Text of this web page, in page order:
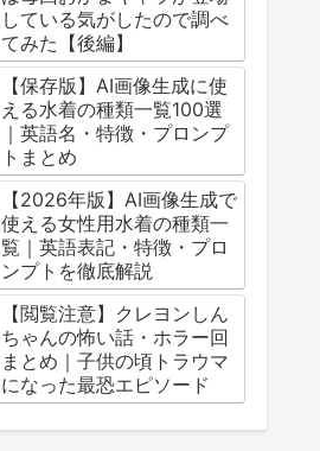
している気がしたので調べ
てみた【後編】
【保存版】AI画像生成に使
える水着の種類一覧100選
｜英語名・特徴・プロンプ
トまとめ
【2026年版】AI画像生成で
使える女性用水着の種類一
覧｜英語表記・特徴・プロ
ンプトを徹底解説
【閲覧注意】クレヨンしん
ちゃんの怖い話・ホラー回
まとめ｜子供の頃トラウマ
になった最恐エピソード